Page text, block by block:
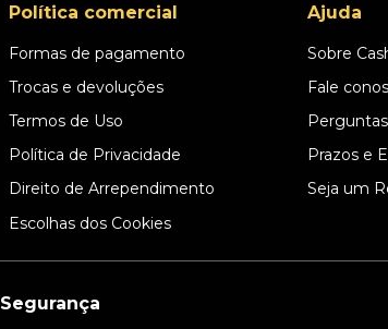
Política comercial
Formas de pagamento
Trocas e devoluções
Termos de Uso
Política de Privacidade
Direito de Arrependimento
Escolhas dos Cookies
Ajuda
Sobre
Fale
Prazos e
Seja um
Segurança